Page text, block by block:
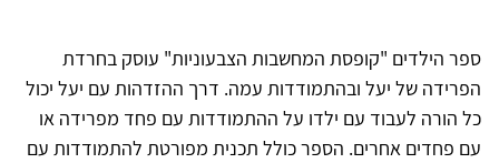
ספר הילדים "קופסת המחשבות הצבעוניות" עוסק בחרדת
הפרידה של יעל ובהתמודדות עמה. דרך ההזדהות עם יעל יכול
כל הורה לעבוד עם ילדו על ההתמודדות עם פחד מפרידה או
עם פחדים אחרים. הספר כולל תכנית מפורטת להתמודדות עם